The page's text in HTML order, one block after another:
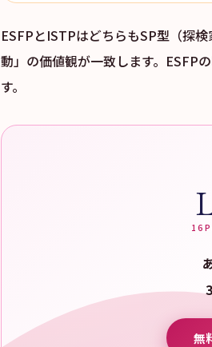
ESFPとISTPはどちらもSP型（探
動」の価値観が一致します。ESFP
す。
無